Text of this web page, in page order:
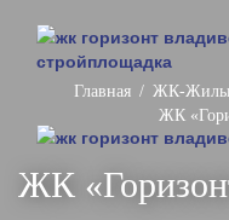
Главная
ЖК-Жилые
ЖК
ЖК